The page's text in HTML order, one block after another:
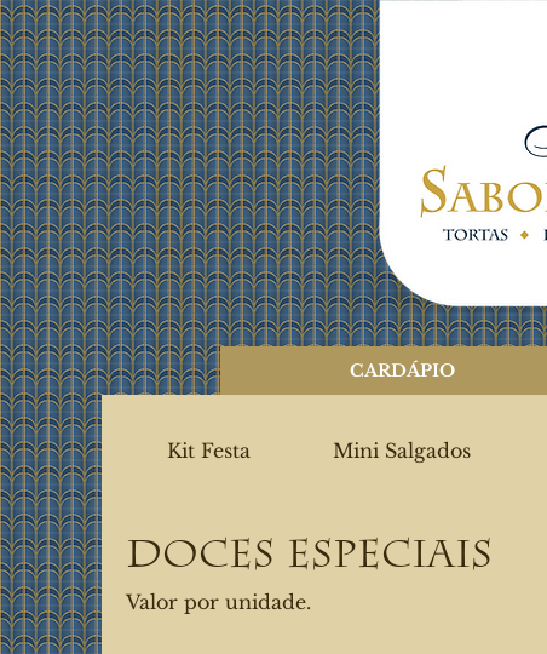
CARDÁPIO
Kit Festa Mini Salgados
Doces Especiais
Valor por unidade.